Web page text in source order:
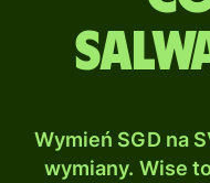
Wymień SGD na
wymiany. Wise